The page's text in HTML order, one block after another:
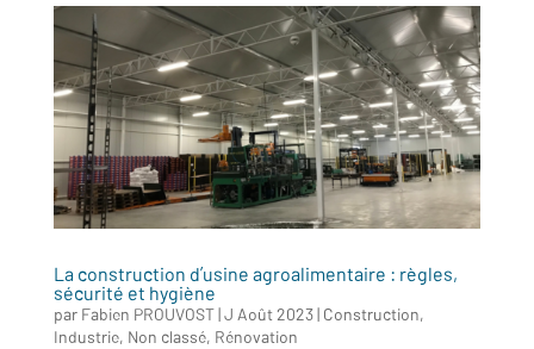
La construction d’usine agroalimentaire : règles,
sécurité et hygiène
par Fabien PROUVOST|J Août 2023| Construction,
Industrie, Non classé, Rénovation